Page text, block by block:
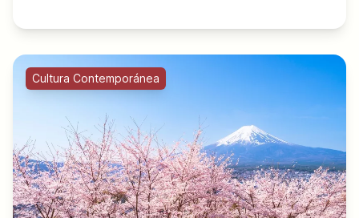
Cultura Contemporánea